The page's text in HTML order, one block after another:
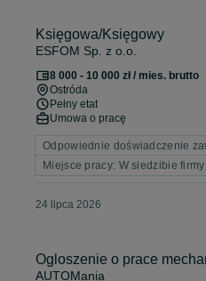
Księgowa/Księgowy
ESFOM Sp. z o.o.
8 000 - 10 000 zł / mies. brutto
Ostróda
Pełny etat
Umowa o pracę
Odpowiednie doświadczenie
Miejsce pracy: W siedzibie firmy
24 lipca 2026
Ogloszenie o prace
AUTOMania